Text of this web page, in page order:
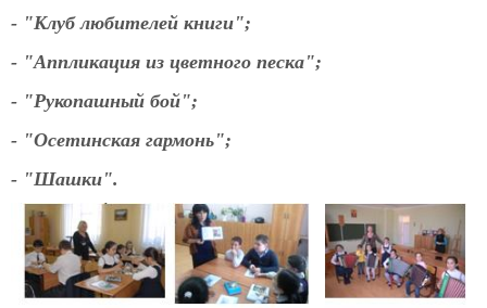
- "Клуб любителей книги";
- "Аппликация из цветного песка";
- "Рукопашный бой";
- "Осетинская гармонь";
- "Шашки".